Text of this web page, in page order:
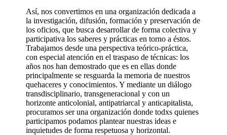
Así, nos convertimos en una organización dedicada a
la investigación, difusión, formación y preservación de
los oficios, que busca desarrollar de forma colectiva y
participativa los saberes y prácticas en torno a éstos.
Trabajamos desde una perspectiva teórico-práctica,
con especial atención en el traspaso de técnicas: los
años nos han demostrado que es en ellas donde
principalmente se resguarda la memoria de nuestros
quehaceres y conocimientos. Y mediante un diálogo
transdisciplinario, transgeneracional y con un
horizonte anticolonial, antipatriarcal y anticapitalista,
procuramos ser una organización donde todxs quienes
participamos podamos plantear nuestras ideas e
inquietudes de forma respetuosa y horizontal.